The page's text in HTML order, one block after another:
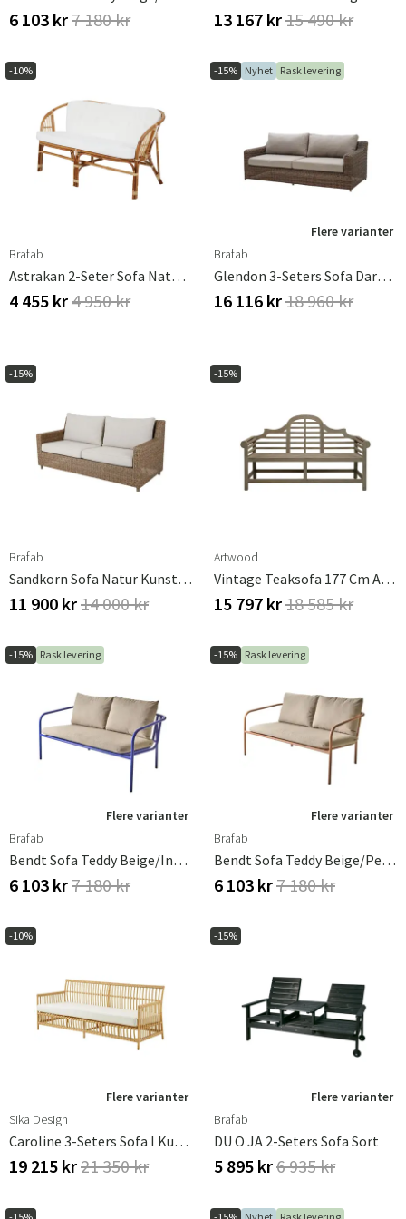
6 103 kr7 180 kr 13 167 kr15 490 kr
-10%
Brafab
Astrakan 2-Seter Sofa Natur/hvit Brafab
4 455 kr4 950 kr
-15% Nyhet Rask levering
Flere varianter
Brafab
Glendon 3-Seters Sofa Dark Brown / Soft Moose
16 116 kr18 960 kr
-15%
Brafab
Sandkorn Sofa Natur Kunstrotting Brafab
11 900 kr14 000 kr
-15%
Artwood
Vintage Teaksofa 177 Cm Artwood
15 797 kr18 585 kr
-15% Rask levering
Flere varianter
Brafab
Bendt Sofa Teddy Beige/Indigo Blue
6 103 kr7 180 kr
-15% Rask levering
Flere varianter
Brafab
Bendt Sofa Teddy Beige/Peach
6 103 kr7 180 kr
-10%
Flere varianter
Sika Design
Caroline 3-Seters Sofa I Kunstrotting I Naturfarge
19 215 kr21 350 kr
-15%
Flere varianter
Brafab
DU O JA 2-Seters Sofa Sort
5 895 kr6 935 kr